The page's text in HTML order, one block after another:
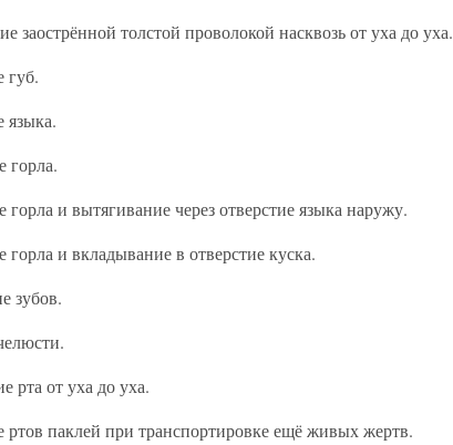
заострённой толстой проволокой насквозь от уха до уха.
губ.
языка.
горла.
горла и вытягивание через отверстие языка наружу.
горла и вкладывание в отверстие куска.
зубов.
рта от уха до уха.
ртов паклей при транспортировке ещё живых жертв.